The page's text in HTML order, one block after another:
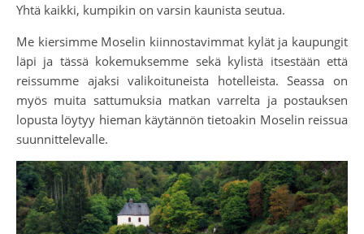
Yhtä kaikki, kumpikin on varsin kaunista seutua.
Me kiersimme Moselin kiinnostavimmat kylät ja kaupungit
läpi ja tässä kokemuksemme sekä kylistä itsestään että
reissumme ajaksi valikoituneista hotelleista. Seassa on
myös muita sattumuksia matkan varrelta ja postauksen
lopusta löytyy hieman käytännön tietoakin Moselin reissua
suunnittelevalle.